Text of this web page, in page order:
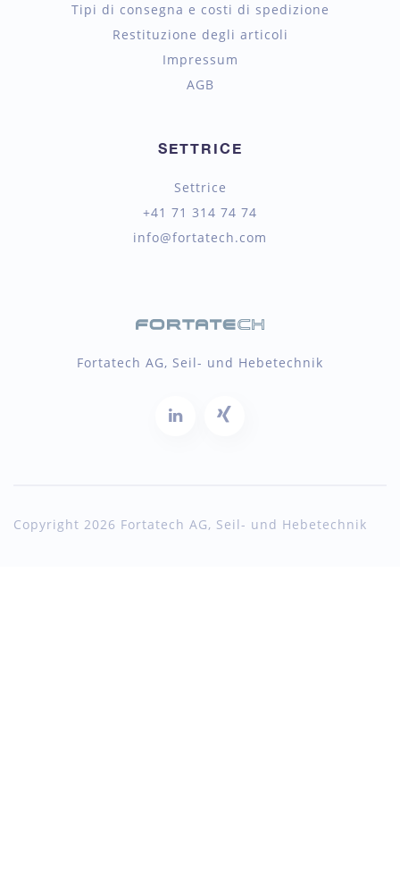
Tipi di consegna e costi di spedizione
Restituzione degli articoli
Impressum
AGB
SETTRICE
Settrice
+41 71 314 74 74
info@fortatech.com
Fortatech AG, Seil- und Hebetechnik
Copyright 2026 Fortatech AG, Seil- und Hebetechnik